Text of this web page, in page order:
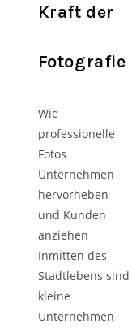
Kraft der
Fotografie
Wie
professionelle
Fotos
Unternehmen
hervorheben
und Kunden
anziehen
Inmitten des
Stadtlebens sind
kleine
Unternehmen